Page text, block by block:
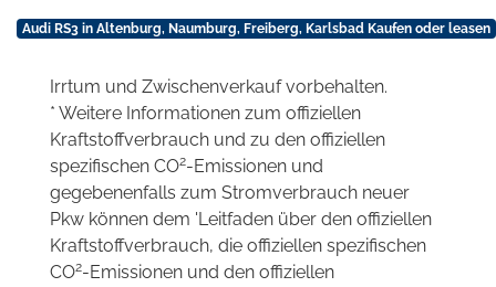
Audi RS3 in Altenburg, Naumburg, Freiberg, Karlsbad Kaufen oder leasen
Irrtum und Zwischenverkauf vorbehalten.
* Weitere Informationen zum offiziellen
Kraftstoffverbrauch und zu den offiziellen
spezifischen CO2-Emissionen und
gegebenenfalls zum Stromverbrauch neuer
Pkw können dem 'Leitfaden über den offiziellen
Kraftstoffverbrauch, die offiziellen spezifischen
CO2-Emissionen und den offiziellen